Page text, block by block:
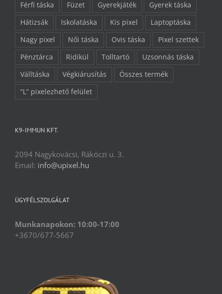
Férfi táska
Füzet Gyerekjáték
Gyerek táska
Hátizsák
Iskolatáska Kis pixel
Laptoptáska
Nagy pixel
Női táska Ovis táska
Pixel szettek
Pénztárca
Ridikül Tolltartó
Uzsonnás táska
Válltáska
Végkiárusítás
Összes termék
“L” pixelezhető felület
K9-IMMUN KFT.
2094 Nagykovácsi, Rákóczi u. 3.
Email: info@upixel.hu
ÜGYFÉLSZOLGÁLAT
Munkanapokon: 10:00-17:00
+3670/677-5667